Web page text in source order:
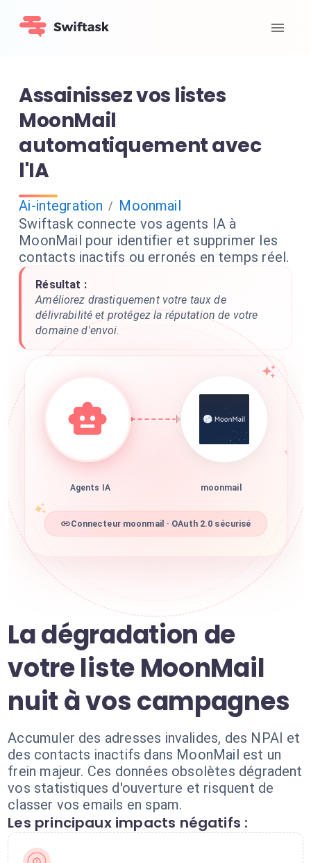
Assainissez vos listes
MoonMail
automatiquement avec
l'IA
Ai-integration / Moonmail
Swiftask connecte vos agents IA à
MoonMail pour identifier et supprimer les
contacts inactifs ou erronés en temps réel.
Résultat :
Améliorez drastiquement votre taux de
délivrabilité et protégez la réputation de votre
domaine d'envoi.
Agents IA moonmail
Connecteur moonmail · OAuth 2.0 sécurisé
La dégradation de
votre liste MoonMail
nuit à vos campagnes
Accumuler des adresses invalides, des NPAI et
des contacts inactifs dans MoonMail est un
frein majeur. Ces données obsolètes dégradent
vos statistiques d'ouverture et risquent de
classer vos emails en spam.
Les principaux impacts négatifs :